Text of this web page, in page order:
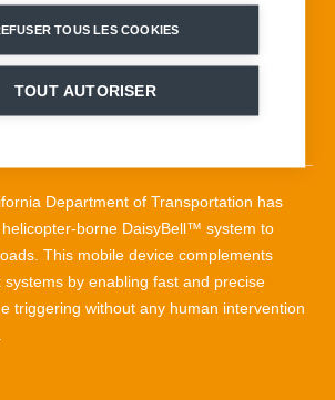
of Transportation
1989
Department of Transportation has
helicopter-borne DaisyBell™ system to
This mobile device complements
by enabling fast and precise
triggering without any human intervention
TOUS LES COOKIES
TOUT AUTORISER